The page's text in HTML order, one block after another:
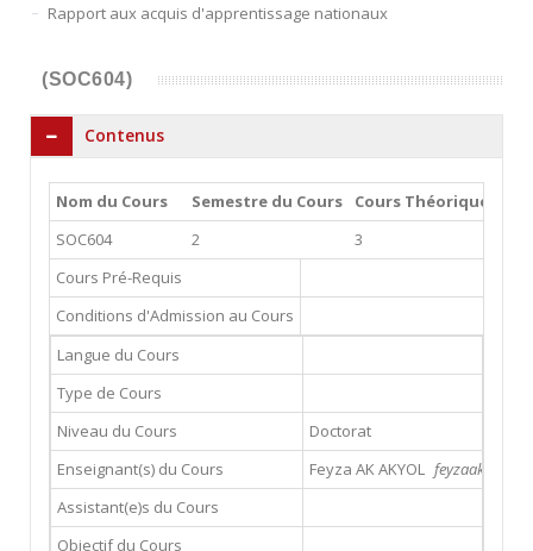
Rapport aux acquis d'apprentissage nationaux
(SOC604)
Contenus
Nom du Cours Semestre du Cours Cours Théoriques
SOC604
2 3
Cours Pré-Requis
Conditions d'Admission au Cours
Langue du Cours
Type de Cours
Niveau du Cours
Doctorat
Enseignant(s) du Cours
Feyza AK AKYOL
Assistant(e)s du Cours
Objectif du Cours